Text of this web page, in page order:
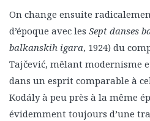
On change ensuite
d’époque avec les Sept danses
balkanskih igara, 1924) du
Tajčević, mêlant modernisme
dans un esprit comparable à
Kodály à peu près à la même
évidemment toujours d’une